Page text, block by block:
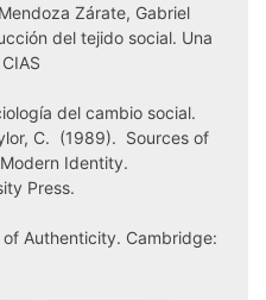
Zárate, Gabriel
del tejido social. Una
del cambio social.
C. (1989). Sources of
Identity.
Press.
Authenticity. Cambridge: